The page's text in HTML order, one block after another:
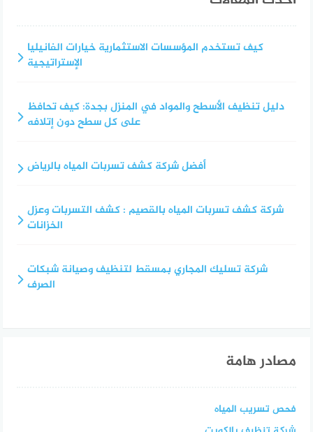
كيف تستخدم المؤسسات الاستثمارية خيارات الفانيليا
الإستراتيجية
دليل تنظيف الأسطح والمواد في المنزل بجدة: كيف تحافظ
على كل سطح دون إتلافه
أفضل شركة كشف تسربات المياه بالرياض
شركة كشف تسربات المياه بالقصيم : كشف التسربات وعزل
الخزانات
شركة تسليك المجاري بمسقط لتنظيف وصيانة شبكات
الصرف
مصادر هامة
فحص تسريب المياه